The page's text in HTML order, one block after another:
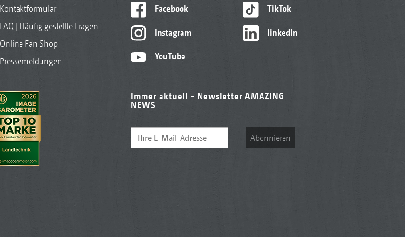
Kontaktformular
FAQ | Häufig gestellte Fragen
Online Fan Shop
Pressemeldungen
Facebook
Instagram
YouTube
TikTok
linkedIn
Immer aktuell - Newsletter AMAZING
NEWS
Abonnieren